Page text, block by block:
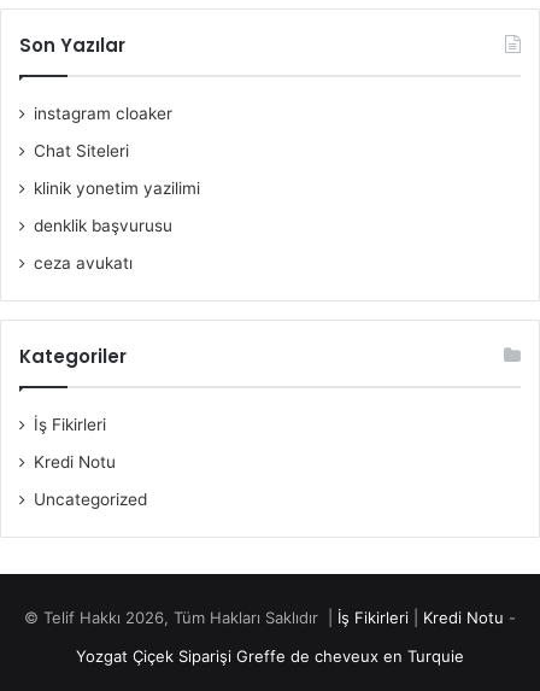
Son Yazılar
instagram cloaker
Chat Siteleri
klinik yonetim yazilimi
denklik başvurusu
ceza avukatı
Kategoriler
İş Fikirleri
Kredi Notu
Uncategorized
© Telif Hakkı 2026, Tüm Hakları Saklıdır | İş Fikirleri Kredi Notu -
Yozgat Çiçek Siparişi Greffe de cheveux en Turquie